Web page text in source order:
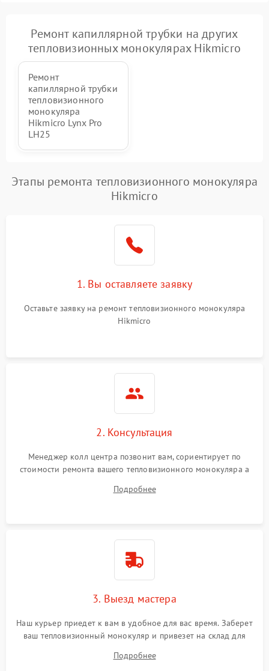
Ремонт капиллярной трубки на других
тепловизионных монокулярах Hikmicro
Ремонт
капиллярной трубки
тепловизионного
монокуляра
Hikmicro Lynx Pro
LH25
Этапы ремонта тепловизионного монокуляра
Hikmicro
1. Вы оставляете заявку
Оставьте заявку на ремонт тепловизионного монокуляра
Hikmicro
2. Консультация
Менеджер колл центра позвонит вам, сориентирует по
стоимости ремонта вашего тепловизионного монокуляра а
Подробнее
3. Выезд мастера
Наш курьер приедет к вам в удобное для вас время. Заберет
ваш тепловизионный монокуляр и привезет на склад для
Подробнее